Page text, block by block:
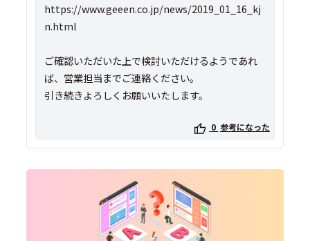
https://www.geeen.co.jp/news/2019_01_16_kj
n.html
ご確認いただいた上で検討いただけるようであれ
ば、営業担当までご連絡ください。
引き続きよろしくお願いいたします。
0 参考になった